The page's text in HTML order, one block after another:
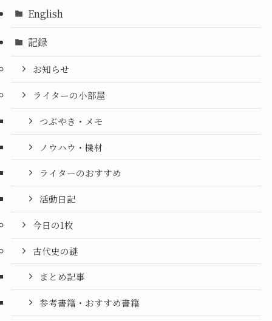
English
記録
お知らせ
ライターの小部屋
つぶやき・メモ
ノウハウ・機材
ライターのおすすめ
活動日記
今日の1枚
古代史の謎
まとめ記事
参考書籍・おすすめ書籍